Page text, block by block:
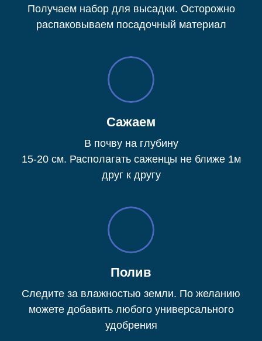
Получаем набор для высадки. Осторожно
распаковываем посадочный материал
Сажаем
В почву на глубину
15-20 см. Располагать саженцы не ближе 1м
друг к другу
Полив
Следите за влажностью земли. По желанию
можете добавить любого универсального
удобрения